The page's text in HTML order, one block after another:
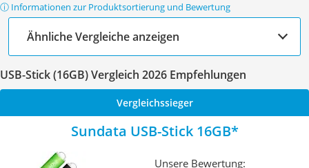
ⓘ Informationen zur Produktsortierung und Bewertung
Ähnliche Vergleiche anzeigen
USB-Stick (16GB) Vergleich 2026 Empfehlungen
Vergleichssieger
Sundata USB-Stick 16GB
Unsere Bewertung: